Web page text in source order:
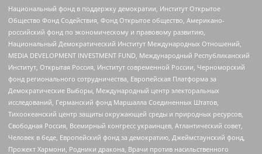
Национальный фонд в поддержку демократии, Институт Открытое
Общество Фонд Содействия, Фонд Открытое общество, Американо-
российский фонд по экономическому и правовому развитию,
Национальный Демократический Институт Международных Отношений,
MEDIA DEVELOPMENT INVESTMENT FUND, Международный Республиканский
Институт, Открытая Россия, Институт современной России, Черноморский
фонд регионального сотрудничества, Европейская Платформа за
Демократические Выборы, Международный центр электоральных
исследований, Германский фонд Маршалла Соединенных Штатов,
Тихоокеанский центр защиты окружающей среды и природных ресурсов,
Свободная Россия, Всемирный конгресс украинцев, Атлантический совет,
Человек в беде, Европейский фонд за демократию, Джеймстаунский фонд,
Прожект Хармони, Родники дракона, Врачи против насильственного